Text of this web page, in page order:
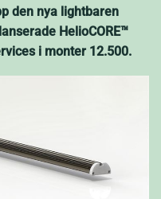
den nya lightbaren
HelioCORE™
i monter 12.500.